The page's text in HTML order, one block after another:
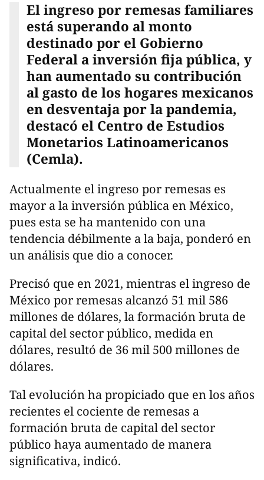
El ingreso por remesas familiares
está superando al monto
destinado por el Gobierno
Federal a inversión fija pública, y
han aumentado su contribución
al gasto de los hogares mexicanos
en desventaja por la pandemia,
destacó el Centro de Estudios
Monetarios Latinoamericanos
(Cemla).
Actualmente el ingreso por remesas es
mayor a la inversión pública en México,
pues esta se ha mantenido con una
tendencia débilmente a la baja, ponderó en
un análisis que dio a conocer.
Precisó que en 2021, mientras el ingreso de
México por remesas alcanzó 51 mil 586
millones de dólares, la formación bruta de
capital del sector público, medida en
dólares, resultó de 36 mil 500 millones de
dólares.
Tal evolución ha propiciado que en los años
recientes el cociente de remesas a
formación bruta de capital del sector
público haya aumentado de manera
significativa, indicó.